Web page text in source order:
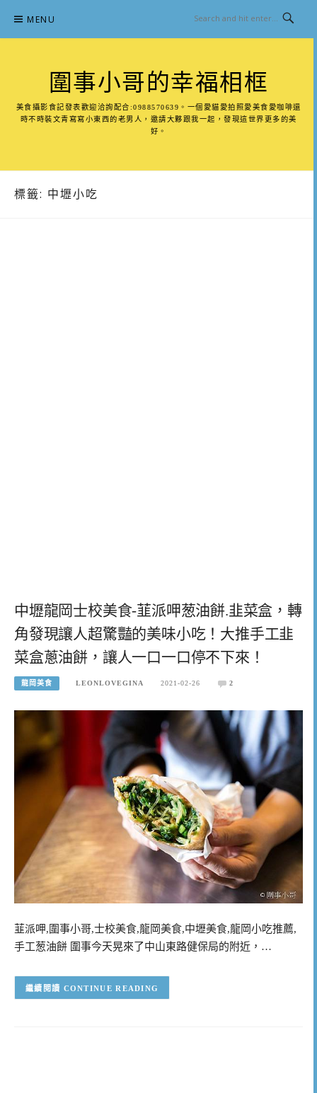
content
MENU
圍事小哥的幸福相框
美食攝影食記發表歡迎洽詢配合:0988570639。一個愛貓愛拍照愛美食愛咖啡還
時不時裝文青寫寫小東西的老男人，邀請大夥跟我一起，發現這世界更多的美
好。
標籤: 中壢小吃
中壢龍岡士校美食-韮派呷葱油餅.韭菜盒，轉
角發現讓人超驚豔的美味小吃！大推手工韭
菜盒蔥油餅，讓人一口一口停不下來！
龍岡美食 LEONLOVEGINA 2021-02-26 2
韮派呷,圍事小哥,士校美食,龍岡美食,中壢美食,龍岡小吃推薦,
手工葱油餅 圍事今天晃來了中山東路健保局的附近，…
CONTINUE READING